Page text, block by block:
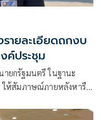
ายละเอียดถกงบ
ค์ประชุม
ยกรัฐมนตรี ในฐานะ
ห้สัมภาษณ์ภายหลังหารือ
างพ.ร.บ.งบประมาณราย